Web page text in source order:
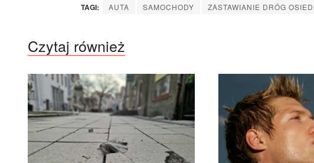
TAGI: AUTA SAMOCHODY ZASTAWIANIE DRÓG
Czytaj również